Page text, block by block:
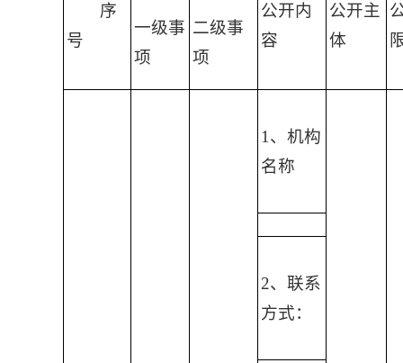
序
号
公开内
容
公开主
体
一级事
项
二级事
项
1、机构
名称
2、联系
方式：